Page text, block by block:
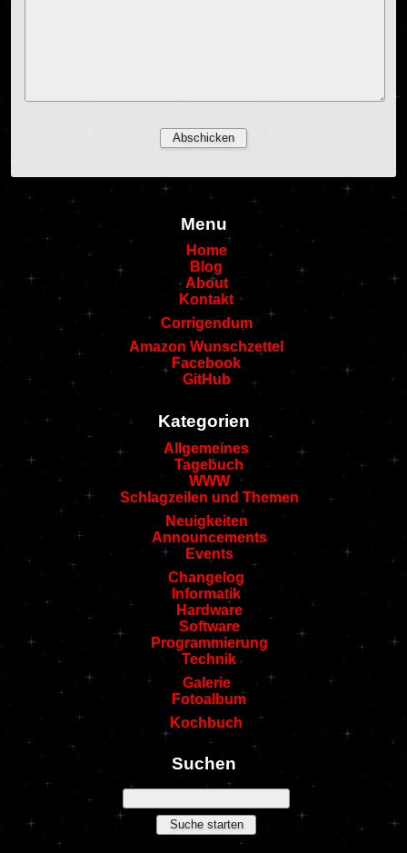
Menu
Home
Blog
About
Kontakt
Corrigendum
Amazon Wunschzettel
Facebook
GitHub
Kategorien
Allgemeines
Tagebuch
WWW
Schlagzeilen und Themen
Neuigkeiten
Announcements
Events
Changelog
Informatik
Hardware
Software
Programmierung
Technik
Galerie
Fotoalbum
Kochbuch
Suchen